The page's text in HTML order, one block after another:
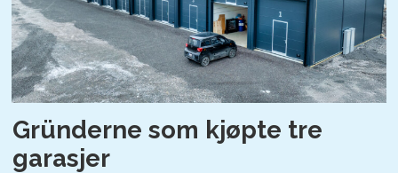
Gründerne som kjøpte tre
garasjer